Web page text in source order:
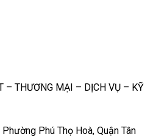
– THƯƠNG MẠI – DỊCH VỤ – KỸ
Phú Thọ Hoà, Quận Tân